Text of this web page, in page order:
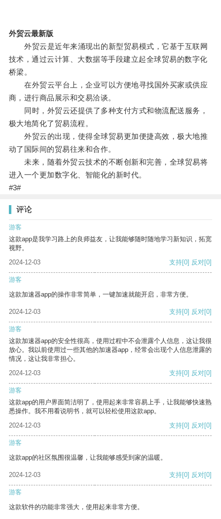
外贸云最新版
外贸云是近年来涌现出的新型贸易模式，它基于互联网
技术，通过云计算、大数据等手段建立起全球贸易的数字化
桥梁。
在外贸云平台上，企业可以方便地寻找国外买家或供应
商，进行商品展示和交易洽谈。
同时，外贸云还提供了多种支付方式和物流配送服务，
极大地简化了贸易流程。
外贸云的出现，使得全球贸易更加便捷高效，极大地推
动了国际间的贸易往来和合作。
未来，随着外贸云技术的不断创新和完善，全球贸易将
进入一个更加数字化、智能化的新时代。
#3#
评论
游客
这款app是我学习路上的良师益友，让我能够随时随地学习新知识，拓宽
视野。
2024-12-03
支持[0] 反对[0]
游客
这款加速器app的操作非常简单，一键加速就能开启，非常方便。
2024-12-03 支持[0] 反对[0]
游客
这款加速器app的安全性很高，使用过程中不会泄露个人信息，这让我很
放心。我以前使用过一些其他的加速器app，经常会出现个人信息泄露的
情况，这让我非常担心。
2024-12-03
支持[0] 反对[0]
游客
这款app的用户界面简洁明了，使用起来非常容易上手，让我能够快速熟
悉操作。我不用看说明书，就可以轻松使用这款app。
2024-12-03
支持[0] 反对[0]
游客
这款app的社区氛围很温馨，让我能够感受到家的温暖。
2024-12-03 支持[0] 反对[0]
游客
这款软件的功能非常强大，使用起来非常方便。